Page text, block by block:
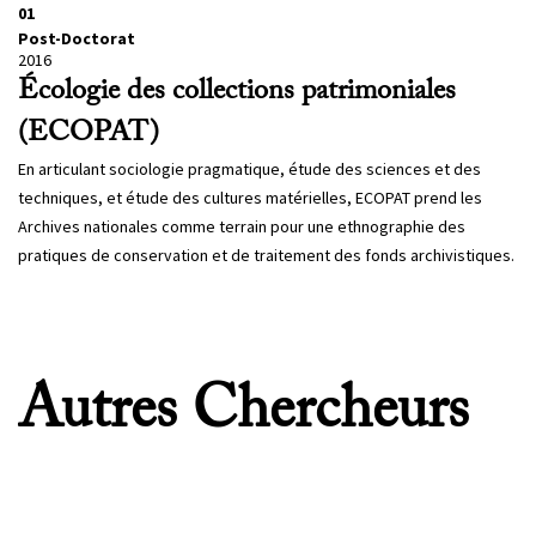
01
Post-Doctorat
2016
Écologie des collections patrimoniales
(ECOPAT)
En articulant sociologie pragmatique, étude des sciences et des
techniques, et étude des cultures matérielles, ECOPAT prend les
Archives nationales comme terrain pour une ethnographie des
pratiques de conservation et de traitement des fonds archivistiques.
Autres Chercheurs